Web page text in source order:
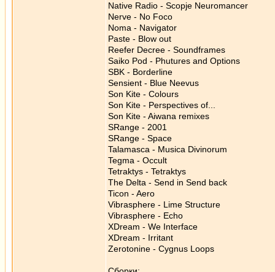
Native Radio - Scopje Neuromancer
Nerve - No Foco
Noma - Navigator
Paste - Blow out
Reefer Decree - Soundframes
Saiko Pod - Phutures and Options
SBK - Borderline
Sensient - Blue Neevus
Son Kite - Colours
Son Kite - Perspectives of...
Son Kite - Aiwana remixes
SRange - 2001
SRange - Space
Talamasca - Musica Divinorum
Tegma - Occult
Tetraktys - Tetraktys
The Delta - Send in Send back
Ticon - Aero
Vibrasphere - Lime Structure
Vibrasphere - Echo
XDream - We Interface
XDream - Irritant
Zerotonine - Cygnus Loops